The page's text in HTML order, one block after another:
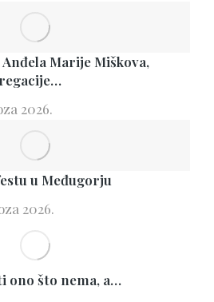
Marije Miškova,
2026.
u Međugorju
2026.
ono što nema, a…